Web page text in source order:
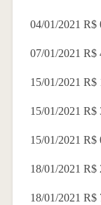
04/01/2021 R$
07/01/2021 R$
15/01/2021 R$
15/01/2021
15/01/2021
18/01/2021 R$
18/01/2021